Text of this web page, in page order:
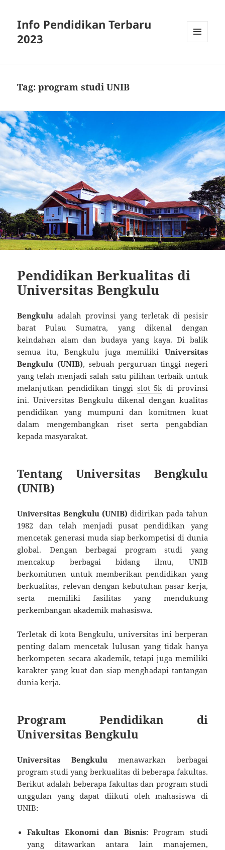
Info Pendidikan Terbaru
2023
Tag:program studi UNIB
Pendidikan Berkualitas di
Universitas Bengkulu
Bengkulu adalah provinsi yang terletak di pesisir
barat Pulau Sumatra, yang dikenal dengan
keindahan alam dan budaya yang kaya. Di balik
semua itu, Bengkulu juga memiliki Universitas
Bengkulu (UNIB), sebuah perguruan tinggi negeri
yang telah menjadi salah satu pilihan terbaik untuk
melanjutkan pendidikan tinggi slot 5k di provinsi
ini. Universitas Bengkulu dikenal dengan kualitas
pendidikan yang mumpuni dan komitmen kuat
dalam mengembangkan riset serta pengabdian
kepada masyarakat.
Tentang Universitas Bengkulu
(UNIB)
Universitas Bengkulu (UNIB)didirikan pada tahun
1982 dan telah menjadi pusat pendidikan yang
mencetak generasi muda siap berkompetisi di dunia
global. Dengan berbagai program studi yang
mencakup berbagai bidang ilmu, UNIB
berkomitmen untuk memberikan pendidikan yang
berkualitas, relevan dengan kebutuhan pasar kerja,
serta memiliki fasilitas yang mendukung
perkembangan akademik mahasiswa.
Terletak di kota Bengkulu, universitas ini berperan
penting dalam mencetak lulusan yang tidak hanya
berkompeten secara akademik, tetapi juga memiliki
karakter yang kuat dan siap menghadapi tantangan
dunia kerja.
Program Pendidikan di
Universitas Bengkulu
Universitas Bengkulu menawarkan berbagai
program studi yang berkualitas di beberapa fakultas.
Berikut adalah beberapa fakultas dan program studi
unggulan yang dapat diikuti oleh mahasiswa di
UNIB:
Fakultas Ekonomi dan Bisnis: Program studi
yang ditawarkan antara lain manajemen,